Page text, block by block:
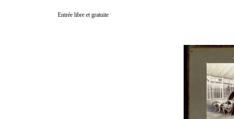
Entrée libre et gratuite